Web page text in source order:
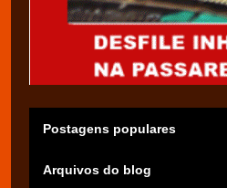
Postagens populares
Arquivos do blog